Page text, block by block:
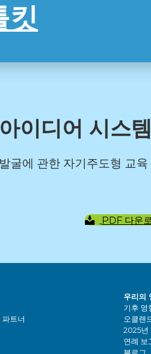
킷
아이디어 시스
굴에 관한 자기주도형 교육
PDF 다운
파트너
우리의
기후 영
오클랜
2025년
연례 보